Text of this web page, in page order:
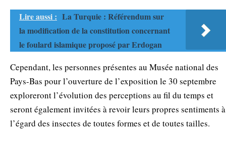
Lire aussi : La Turquie : Référendum sur
la modification de la constitution concernant
le foulard islamique proposé par Erdogan
Cependant, les personnes présentes au Musée national des
Pays-Bas pour l’ouverture de l’exposition le 30 septembre
exploreront l’évolution des perceptions au fil du temps et
seront également invitées à revoir leurs propres sentiments à
l’égard des insectes de toutes formes et de toutes tailles.